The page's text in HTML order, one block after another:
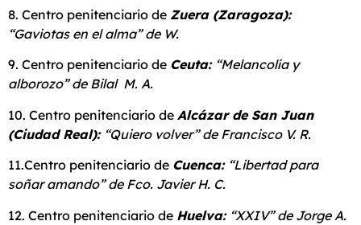
8. Centro penitenciario de Zuera (Zaragoza):
“Gaviotas en el alma” de W.
9. Centro penitenciario de Ceuta: “Melancolía y
alborozo” de Bilal M. A.
10. Centro penitenciario de Alcázar de San Juan
(Ciudad Real): “Quiero volver” de Francisco V. R.
11.Centro penitenciario de Cuenca: “Libertad para
soñar amando” de Fco. Javier H. C.
12. Centro penitenciario de Huelva: “XXIV” de Jorge A.